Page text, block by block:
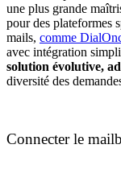
une plus grande
pour des plateformes
mails, comme
avec intégration
solution évolutive,
diversité des
Connecter le